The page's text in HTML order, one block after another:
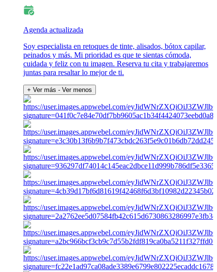
Agenda actualizada
Soy especialista en retoques de tinte, alisados, bótox capilar,
peinados y más. Mi prioridad es que te sientas cómoda,
cuidada y feliz con tu imagen. Reserva tu cita y trabajaremos
juntas para resaltar lo mejor de ti.
+ Ver más - Ver menos